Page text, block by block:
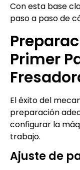
Con esta base
paso a paso de
Primer
El éxito del
preparación
configurar la
trabajo.
Ajuste de